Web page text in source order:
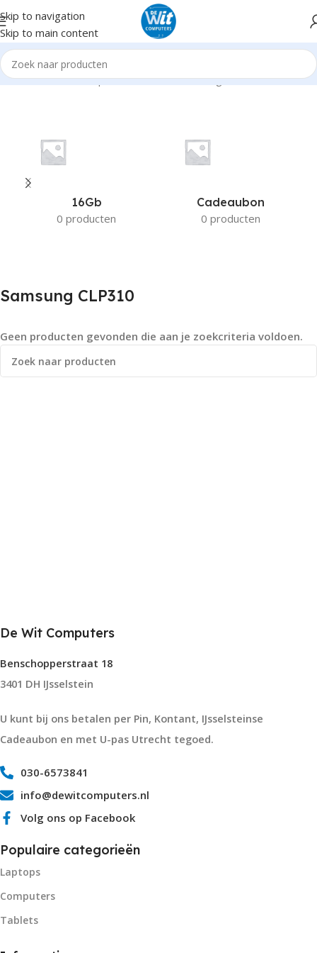
Skip to navigation
Skip to main content
Home Product Compatible Printers Samsung CLP310
16Gb
0 producten
Cadeaubon
0 producten
Samsung CLP310
Geen producten gevonden die aan je zoekcriteria voldoen.
De Wit Computers
Benschopperstraat 18
3401 DH IJsselstein
U kunt bij ons betalen per Pin, Kontant, IJsselsteinse
Cadeaubon en met U-pas Utrecht tegoed.
030-6573841
info@dewitcomputers.nl
Volg ons op Facebook
Populaire categorieën
Laptops
Computers
Tablets